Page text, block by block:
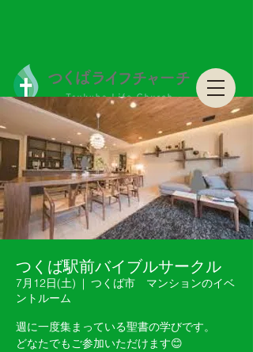
つくばライフチャーチ Tsukuba Life Church
つくばライフチャーチ Tsukuba Life Church
つくば駅前バイブルサークル
7月12日(土)
  |
つくば市 マンションのイベ
ントルーム
週に一度集まっている聖書の学びです。
どなたでもご参加いただけます😊